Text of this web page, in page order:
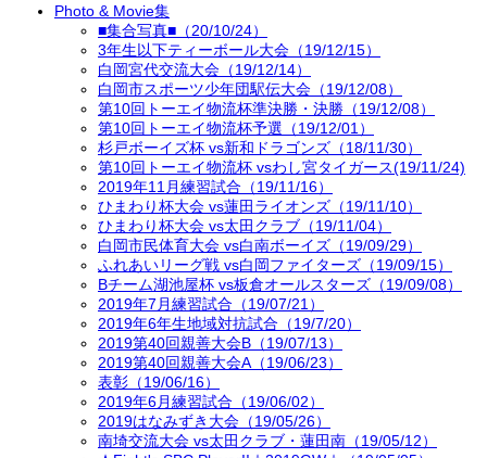
Photo & Movie集
■集合写真■（20/10/24）
3年生以下ティーボール大会（19/12/15）
白岡宮代交流大会（19/12/14）
白岡市スポーツ少年団駅伝大会（19/12/08）
第10回トーエイ物流杯準決勝・決勝（19/12/08）
第10回トーエイ物流杯予選（19/12/01）
杉戸ボーイズ杯 vs新和ドラゴンズ（18/11/30）
第10回トーエイ物流杯 vsわし宮タイガース(19/11/24)
2019年11月練習試合（19/11/16）
ひまわり杯大会 vs蓮田ライオンズ（19/11/10）
ひまわり杯大会 vs太田クラブ（19/11/04）
白岡市民体育大会 vs白南ボーイズ（19/09/29）
ふれあいリーグ戦 vs白岡ファイターズ（19/09/15）
Bチーム湖池屋杯 vs板倉オールスターズ（19/09/08）
2019年7月練習試合（19/07/21）
2019年6年生地域対抗試合（19/7/20）
2019第40回親善大会B（19/07/13）
2019第40回親善大会A（19/06/23）
表彰（19/06/16）
2019年6月練習試合（19/06/02）
2019はなみずき大会（19/05/26）
南埼交流大会 vs太田クラブ・蓮田南（19/05/12）